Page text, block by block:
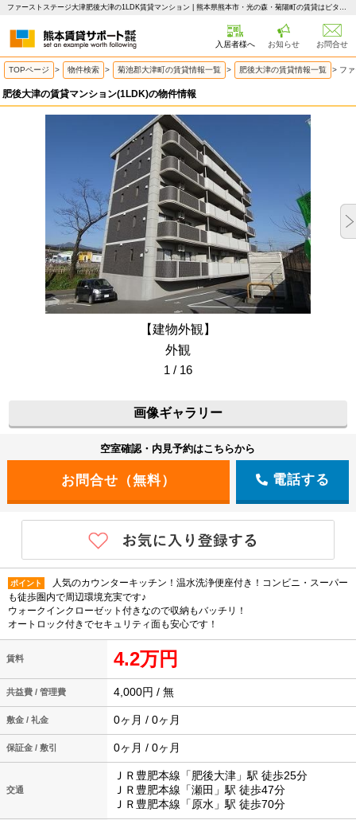
ファーストステージ大津肥後大津の1LDK賃貸マンション | 熊本県熊本市・光の森・菊陽町の賃貸はピタットハウス 熊本賃貸サポート
入居者様へ お知らせ お問合せ
TOPページ > 物件検索 > 菊池郡大津町の賃貸情報一覧 > 肥後大津の賃貸情報一覧 > フ
肥後大津の賃貸マンション(1LDK)の物件情報
【建物外観】
外観
1 / 16
画像ギャラリー
空室確認・内見予約はこちらから
電話する
ポイント
人気のカウンターキッチン！温水洗浄便座付き！コンビニ・スーパー
も徒歩圏内で周辺環境充実です♪
ウォークインクローゼット付きなので収納もバッチリ！
オートロック付きでセキュリティ面も安心です！
賃料 4.2万円
共益費 / 管理費 4,000円 / 無
敷金 / 礼金 0ヶ月 / 0ヶ月
保証金 / 敷引 0ヶ月 / 0ヶ月
交通
ＪＲ豊肥本線「肥後大津」駅 徒歩25分
ＪＲ豊肥本線「瀬田」駅 徒歩47分
ＪＲ豊肥本線「原水」駅 徒歩70分